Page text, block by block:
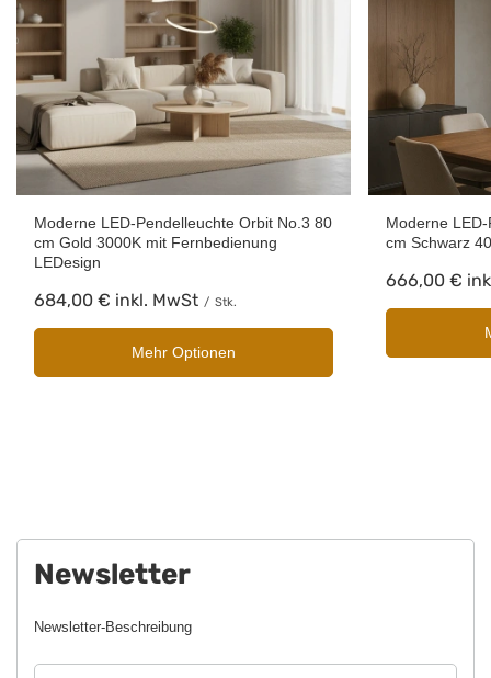
Moderne LED-Pendelleuchte Orbit No.3 80
cm Gold 3000K mit Fernbedienung
LEDesign
684,00 € inkl. MwSt / Stk.
Mehr Optionen
Moderne
cm Schwarz
666,00 €
Newsletter
Newsletter-Beschreibung